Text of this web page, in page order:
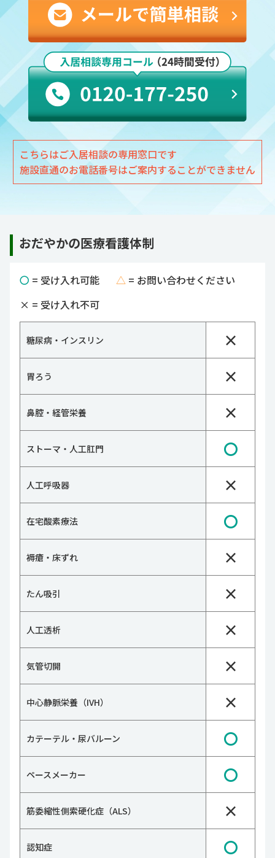
こちらはご入居相談の専用窓口です
施設直通のお電話番号はご案内することができません
おだやかの医療看護体制
〇 = 受け入れ可能 △ = お問い合わせください
× = 受け入れ不可
糖尿病・インスリン ×
胃ろう ×
鼻腔・経管栄養 ×
ストーマ・人工肛門 〇
人工呼吸器 ×
在宅酸素療法 〇
褥瘡・床ずれ ×
たん吸引 ×
人工透析 ×
気管切開 ×
中心静脈栄養（IVH） ×
カテーテル・尿バルーン 〇
ペースメーカー 〇
筋委縮性側索硬化症（ALS） ×
認知症 〇